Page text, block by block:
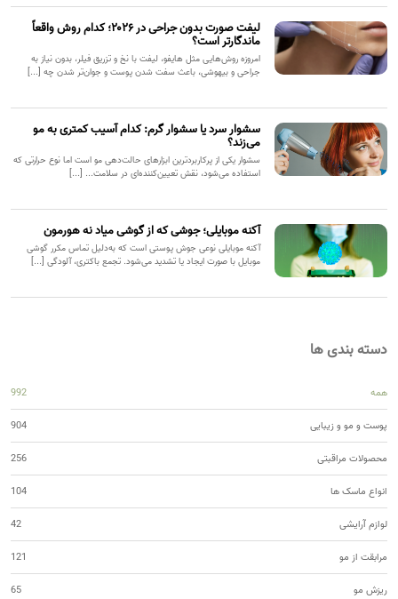
لیفت صورت بدون جراحی در ۲۰۲۶؛ کدام روش واقعاً
ماندگارتر است؟
امروزه روش‌هایی مثل هایفو، لیفت با نخ و تزریق فیلر، بدون نیاز به
جراحی و بیهوشی، باعث سفت شدن پوست و جوان‌تر شدن چه [...]
سشوار سرد یا سشوار گرم: کدام آسیب کمتری به مو
می‌زند؟
سشوار یکی از پرکاربردترین ابزارهای حالت‌دهی مو است اما نوع حرارتی که
استفاده می‌شود، نقش تعیین‌کننده‌ای در سلامت... [...]
آکنه موبایلی؛ جوشی که از گوشی میاد نه هورمون
آکنه موبایلی نوعی جوش پوستی است که به‌دلیل تماس مکرر گوشی
موبایل با صورت ایجاد یا تشدید می‌شود. تجمع باکتری، آلودگی [...]
دسته بندی ها
همه 992
پوست و مو و زیبایی 904
محصولات مراقبتی 256
انواع ماسک ها 104
لوازم آرایشی 42
مرابقت از مو 121
ریزش مو 65